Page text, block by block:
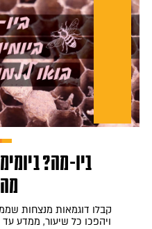
ביו-מה?
קבלו דוגמאות מנצחות
ויהפכו כל שיעור, ממדע